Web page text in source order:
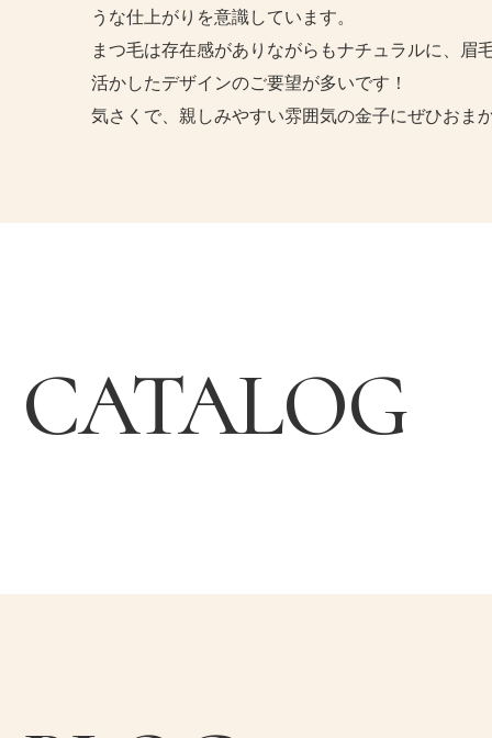
うな仕上がりを意識しています。
まつ毛は存在感がありながらもナチュラルに、眉
活かしたデザインのご要望が多いです！
気さくで、親しみやすい雰囲気の金子にぜひおま
CATALOG